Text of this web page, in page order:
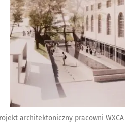
architektoniczny pracowni WXCA